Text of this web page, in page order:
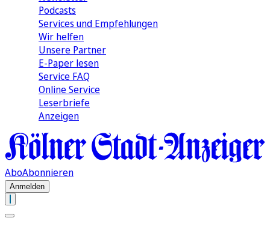
Podcasts
Services und Empfehlungen
Wir helfen
Unsere Partner
E-Paper lesen
Service FAQ
Online Service
Leserbriefe
Anzeigen
AboAbonnieren
Anmelden